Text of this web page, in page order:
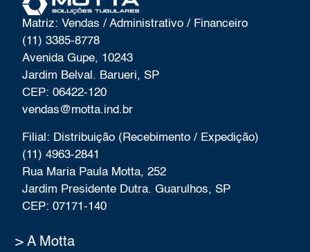
Matriz: Vendas / Administrativo / Financeiro
(11) 3385-8778
Avenida Gupe, 10243
Jardim Belval. Barueri, SP
CEP: 06422-120
vendas@motta.ind.br
Filial: Distribuição (Recebimento / Expedição)
(11) 4963-2841
Rua Maria Paula Motta, 252
Jardim Presidente Dutra. Guarulhos, SP
CEP: 07171-140
> A Motta